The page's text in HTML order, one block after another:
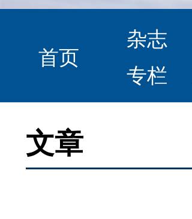
首页
杂志
专栏
文章